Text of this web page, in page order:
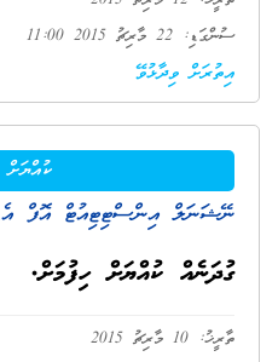
ސުންގަޑި: 22 މާރިޗު 2015 11:00
އިތުރަށް ވިދާޅުވޭ
ނޭޝަނަލް އިންސްޓިޓިއުޓް އޮފް
ގުދަނެއް ކުއްޔަށް ހިފުމަށް.
ތާރީޚު: 10 މާރިޗު 2015